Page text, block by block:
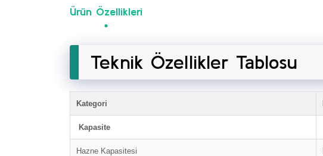
Ürün Özellikleri
Teknik Özellikler Tablosu
Kategori
Kapasite
Hazne Kapasitesi